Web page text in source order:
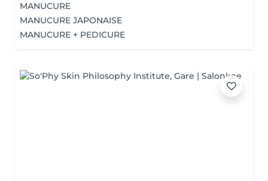
MANUCURE
MANUCURE JAPONAISE
MANUCURE + PEDICURE